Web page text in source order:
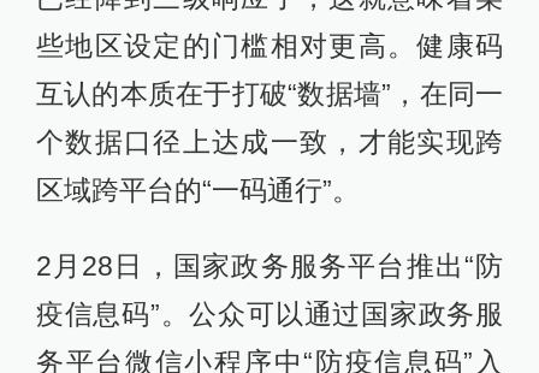
些地区设定的门槛相对更高。健康码
互认的本质在于打破“数据墙”，在同一
个数据口径上达成一致，才能实现跨
区域跨平台的“一码通行”。
2月28日，国家政务服务平台推出“防
疫信息码”。公众可以通过国家政务服
务平台微信小程序中“防疫信息码”入